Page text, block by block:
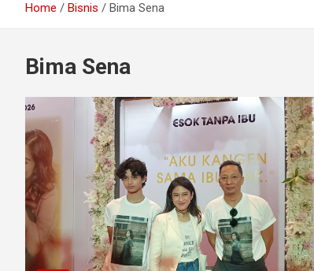
Home Bisnis Bima Sena
Bima Sena